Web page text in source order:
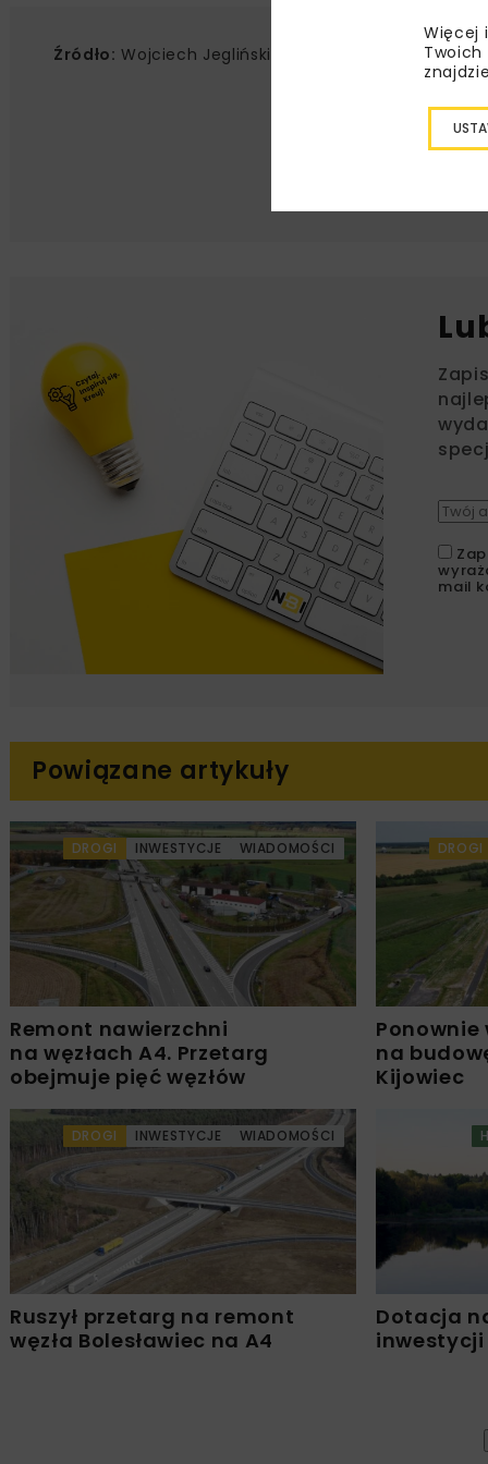
Źródło: Wojciech Jegliński, www.pgi.gov.pl
mail
Powiązane artykuły
DROGI INWESTYCJE WIADOMOŚCI
Remont nawierzchni
na węzłach A4. Przetarg
obejmuje pięć węzłów
DROGI
na
Kijowiec
DROGI INWESTYCJE WIADOMOŚCI
Ruszył przetarg na remont
węzła Bolesławiec na A4
Dotacja
inwestycji
Więcej